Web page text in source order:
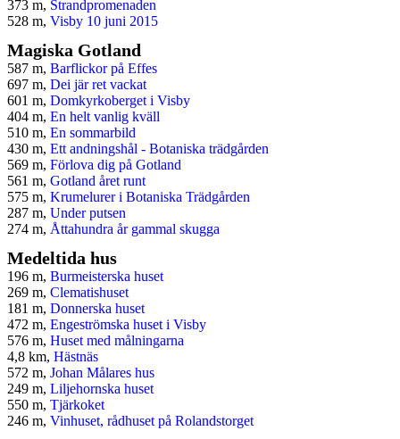
373 m, Strandpromenaden
528 m, Visby 10 juni 2015
Magiska Gotland
587 m, Barflickor på Effes
697 m, Dei jär ret vackat
601 m, Domkyrkoberget i Visby
404 m, En helt vanlig kväll
510 m, En sommarbild
430 m, Ett andningshål - Botaniska trädgården
569 m, Förlova dig på Gotland
561 m, Gotland året runt
575 m, Krumelurer i Botaniska Trädgården
287 m, Under putsen
274 m, Åttahundra år gammal skugga
Medeltida hus
196 m, Burmeisterska huset
269 m, Clematishuset
181 m, Donnerska huset
472 m, Engeströmska huset i Visby
576 m, Huset med målningarna
4,8 km, Hästnäs
572 m, Johan Målares hus
249 m, Liljehornska huset
550 m, Tjärkoket
246 m, Vinhuset, rådhuset på Rolandstorget